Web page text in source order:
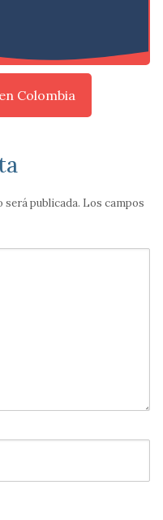
Colombia
publicada. Los campos